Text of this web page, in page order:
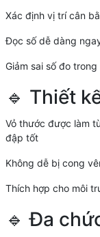
Xác định vị trí cân
Đọc số dễ dàng
Giảm sai số đo
🔹 Thiết
Vỏ thước được làm
đập tốt
Không dễ bị cong
Thích hợp cho môi
🔹 Đa